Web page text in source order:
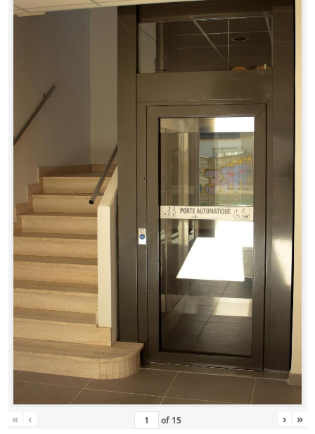
« ‹ of 15 › »